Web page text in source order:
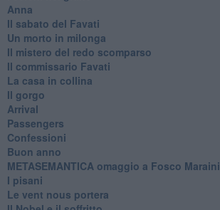
Anna
Il sabato del Favati
Un morto in milonga
Il mistero del redo scomparso
Il commissario Favati
La casa in collina
Il gorgo
Arrival
Passengers
Confessioni
Buon anno
METASEMANTICA omaggio a Fosco Maraini
I pisani
Le vent nous portera